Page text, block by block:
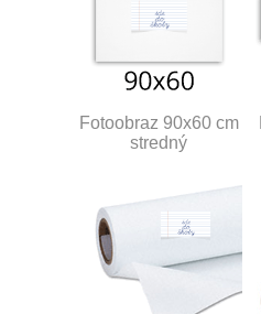
Fotoobraz 90x60 cm
stredný